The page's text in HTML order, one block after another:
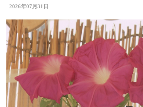
ートの反応は 大分
2026年07月31日